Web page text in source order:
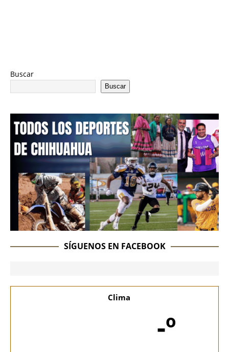
Buscar
Buscar
SÍGUENOS EN FACEBOOK
Clima
-º